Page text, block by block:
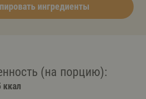
ингредиенты
(на порцию):
ккал